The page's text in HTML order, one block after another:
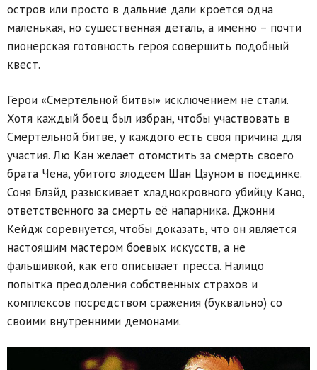
остров или просто в дальние дали кроется одна
маленькая, но существенная деталь, а именно – почти
пионерская готовность героя совершить подобный
квест.
Герои «Смертельной битвы» исключением не стали.
Хотя каждый боец был избран, чтобы участвовать в
Смертельной битве, у каждого есть своя причина для
участия. Лю Кан желает отомстить за смерть своего
брата Чена, убитого злодеем Шан Цзуном в поединке.
Соня Блэйд разыскивает хладнокровного убийцу Кано,
ответственного за смерть её напарника. Джонни
Кейдж соревнуется, чтобы доказать, что он является
настоящим мастером боевых искусств, а не
фальшивкой, как его описывает пресса. Налицо
попытка преодоления собственных страхов и
комплексов посредством сражения (буквально) со
своими внутренними демонами.